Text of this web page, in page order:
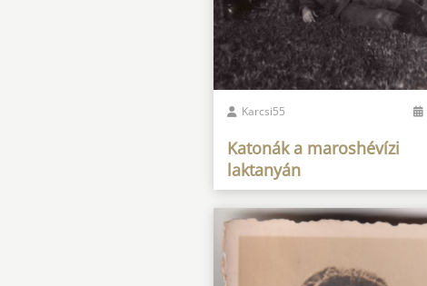
Karcsi55
Katonák a maroshévízi
laktanyán